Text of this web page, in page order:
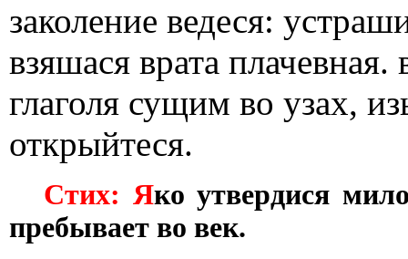
заколение ведеся:
взяшася врата
глаголя сущим во узах,
открыйтеся.
Стих: Яко утвердися
пребывает во век.